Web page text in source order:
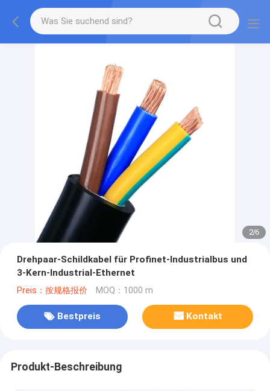
2/6
Drehpaar-Schildkabel für Profinet-Industrialbus und
3-Kern-Industrial-Ethernet
Preis：按规格报价 MOQ：1000 m
Bestpreis Kontakt
Produkt-Beschreibung